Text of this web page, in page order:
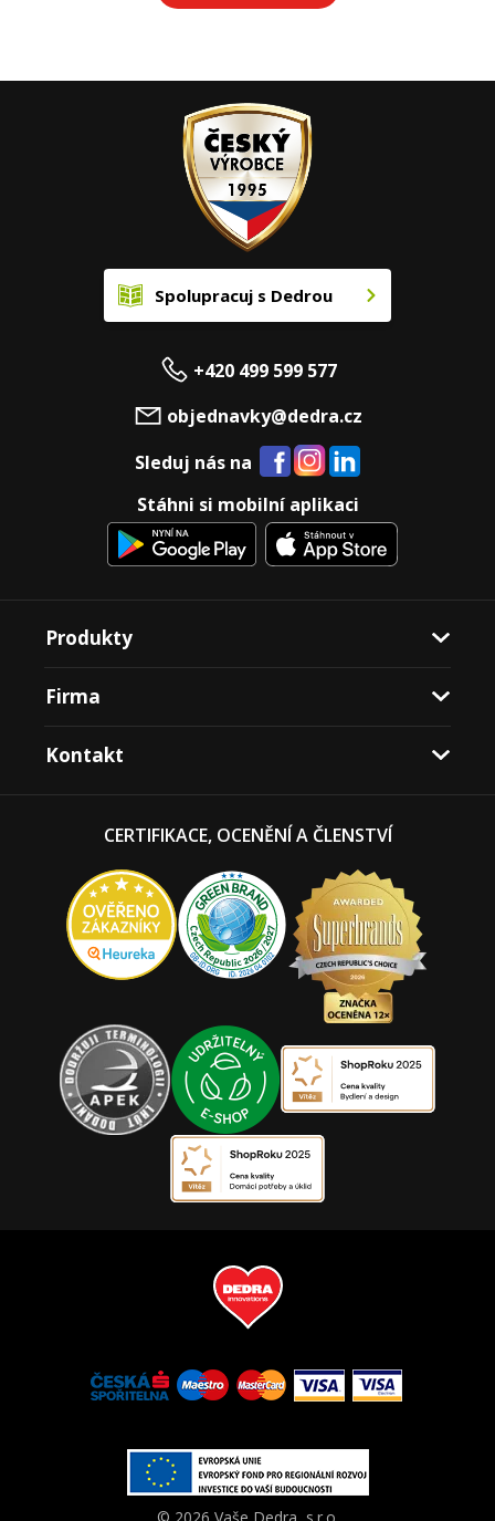
Spolupracuj s Dedrou
+420 499 599 577
objednavky@dedra.cz
Sleduj nás na
Stáhni si mobilní aplikaci
Produkty
Firma
Kontakt
CERTIFIKACE, OCENĚNÍ A ČLENSTVÍ